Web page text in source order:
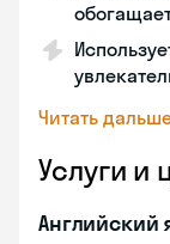
Читать
Услуги и
Английский